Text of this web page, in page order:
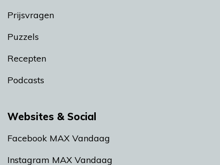
Prijsvragen
Puzzels
Recepten
Podcasts
Websites & Social
Facebook MAX Vandaag
Instagram MAX Vandaag